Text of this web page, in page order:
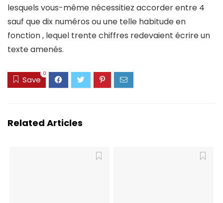
lesquels vous-même nécessitiez accorder entre 4
sauf que dix numéros ou une telle habitude en
fonction , lequel trente chiffres redevaient écrire un
texte amenés.
Save
0
Related Articles